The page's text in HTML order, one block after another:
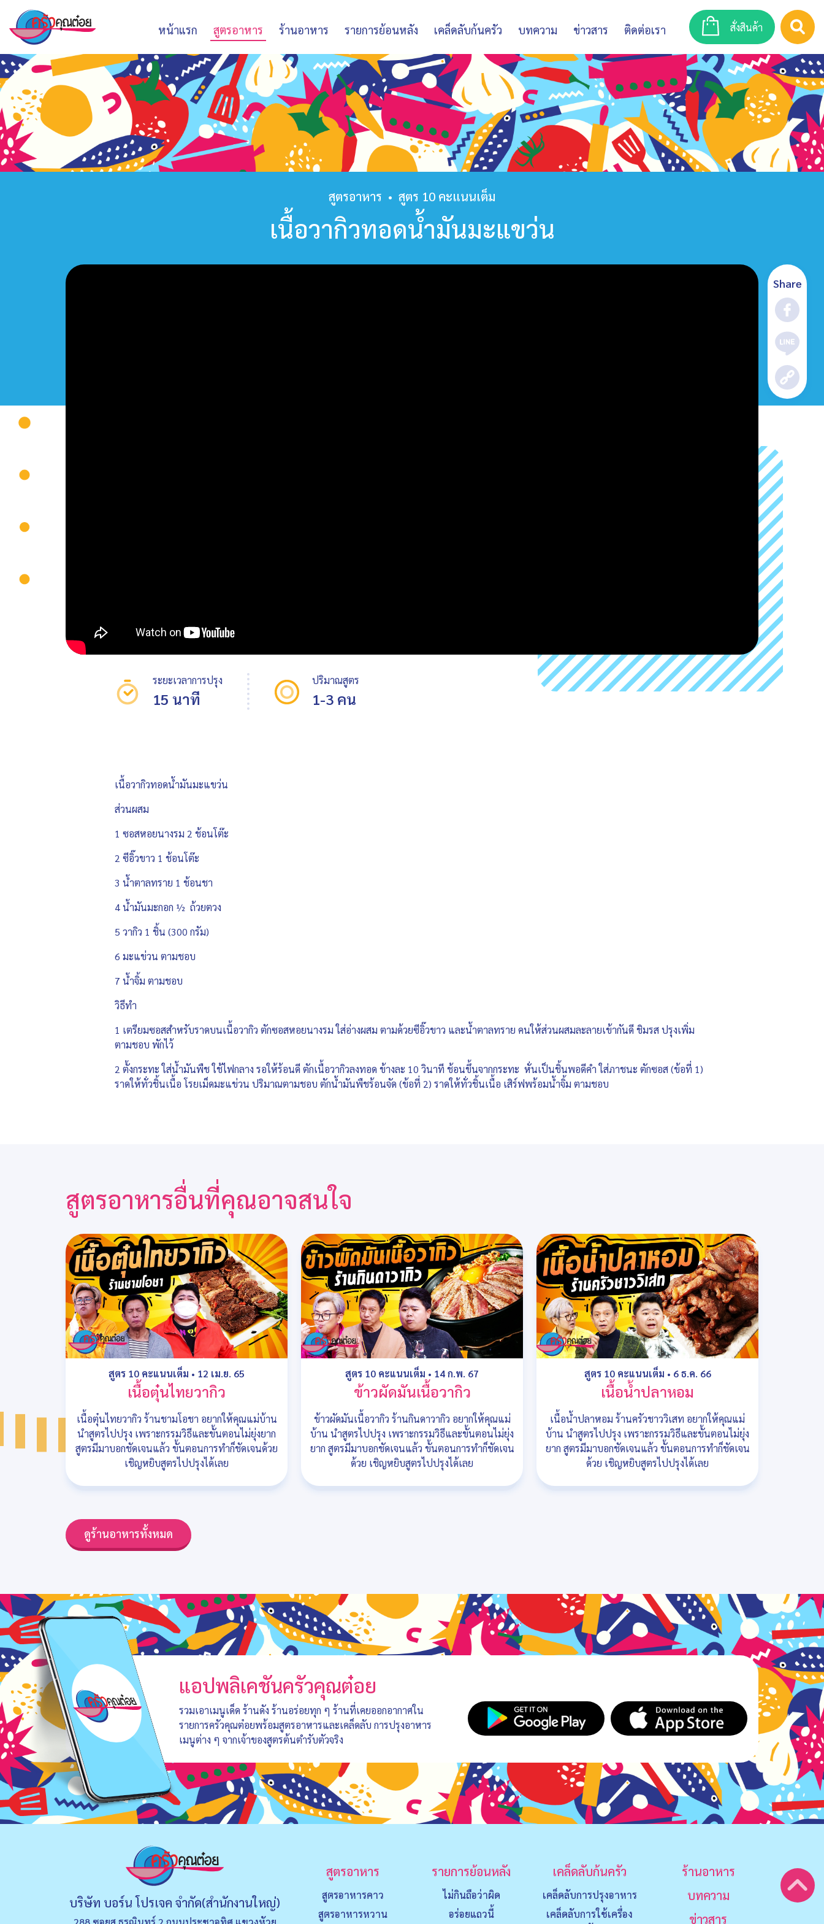
หน้าแรก สูตรอาหาร ร้านอาหาร รายการย้อนหลัง เคล็ดลับก้นครัว บทความ ข่าวสาร ติดต่อเรา สั่งสินค้า
สูตรอาหาร • สูตร 10 คะแนนเต็ม
เนื้อวากิวทอดน้ำมันมะแขว่น
Share
ระยะเวลาการปรุง
15 นาที
ปริมาณสูตร
1-3 คน
เนื้อวากิวทอดน้ำมันมะแขว่น
ส่วนผสม
1 ซอสหอยนางรม 2 ช้อนโต๊ะ
2 ซีอิ๊วขาว 1 ช้อนโต๊ะ
3 น้ำตาลทราย 1 ช้อนชา
4 น้ำมันมะกอก ½ ถ้วยตวง
5 วากิว 1 ชิ้น (300 กรัม)
6 มะแข่วน ตามชอบ
7 น้ำจิ้ม ตามชอบ
วิธีทำ
1 เตรียมซอสสำหรับราดบนเนื้อวากิว ตักซอสหอยนางรม ใส่อ่างผสม ตามด้วยซีอิ๊วขาว และน้ำตาลทราย คนให้ส่วนผสมละลายเข้ากันดี ชิมรส ปรุงเพิ่ม
ตามชอบ พักไว้
2 ตั้งกระทะ ใส่น้ำมันพืช ใช้ไฟกลาง รอให้ร้อนดี ตักเนื้อวากิวลงทอด ข้างละ 10 วินาที ช้อนขึ้นจากกระทะ หั่นเป็นชิ้นพอดีคำ ใส่ภาชนะ ตักซอส (ข้อที่ 1)
ราดให้ทั่วชิ้นเนื้อ โรยเม็ดมะแข่วน ปริมาณตามชอบ ตักน้ำมันพืชร้อนจัด (ข้อที่ 2) ราดให้ทั่วชิ้นเนื้อ เสิร์ฟพร้อมน้ำจิ้ม ตามชอบ
สูตรอาหารอื่นที่คุณอาจสนใจ
สูตร 10 คะแนนเต็ม • 12 เม.ย. 65
เนื้อตุ๋นไทยวากิว
เนื้อตุ๋นไทยวากิว ร้านชามโอชา อยากให้คุณแม่บ้าน
นำสูตรไปปรุง เพราะกรรมวิธีและขั้นตอนไม่ยุ่งยาก
สูตรมีมาบอกชัดเจนแล้ว ขั้นตอนการทำก็ชัดเจนด้วย
เชิญหยิบสูตรไปปรุงได้เลย
สูตร 10 คะแนนเต็ม • 14 ก.พ. 67
ข้าวผัดมันเนื้อวากิว
ข้าวผัดมันเนื้อวากิว ร้านกินดาวากิว อยากให้คุณแม่
บ้าน นำสูตรไปปรุง เพราะกรรมวิธีและขั้นตอนไม่ยุ่ง
ยาก สูตรมีมาบอกชัดเจนแล้ว ขั้นตอนการทำก็ชัดเจน
ด้วย เชิญหยิบสูตรไปปรุงได้เลย
สูตร 10 คะแนนเต็ม • 6 ธ.ค. 66
เนื้อน้ำปลาหอม
เนื้อน้ำปลาหอม ร้านครัวชาววิเสท อยากให้คุณแม่
บ้าน นำสูตรไปปรุง เพราะกรรมวิธีและขั้นตอนไม่ยุ่ง
ยาก สูตรมีมาบอกชัดเจนแล้ว ขั้นตอนการทำก็ชัดเจน
ด้วย เชิญหยิบสูตรไปปรุงได้เลย
ดูร้านอาหารทั้งหมด
แอปพลิเคชันครัวคุณต๋อย
รวมเอาเมนูเด็ด ร้านดัง ร้านอร่อยทุก ๆ ร้านที่เคยออกอากาศใน
รายการครัวคุณต๋อยพร้อมสูตรอาหารและเคล็ดลับ การปรุงอาหาร
เมนูต่าง ๆ จากเจ้าของสูตรต้นตำรับตัวจริง
บริษัท บอร์น โปรเจค จำกัด(สำนักงานใหญ่)
สูตรอาหาร
สูตรอาหารคาว
สูตรอาหารหวาน
รายการย้อนหลัง
ไม่กินถือว่าผิด
อร่อยแถวนี้
เคล็ดลับก้นครัว
เคล็ดลับการปรุงอาหาร
เคล็ดลับการใช้เครื่อง
ร้านอาหาร
บทความ
ข่าวสาร